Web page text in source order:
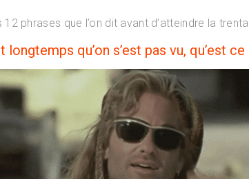
phrases que l’on dit avant d’atteindre la
longtemps qu’on s’est pas vu, qu’est